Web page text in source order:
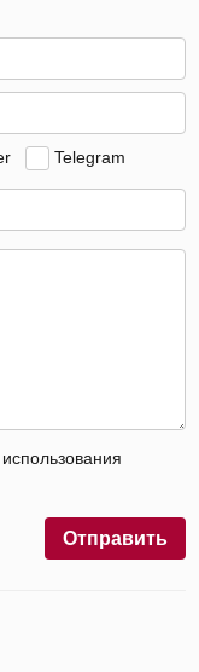
Telegram
Отправить